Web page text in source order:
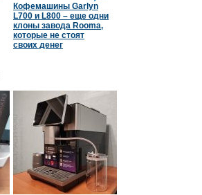
Кофемашины Garlyn
L700 и L800 – еще одни
клоны завода Rooma,
которые не стоят
своих денег